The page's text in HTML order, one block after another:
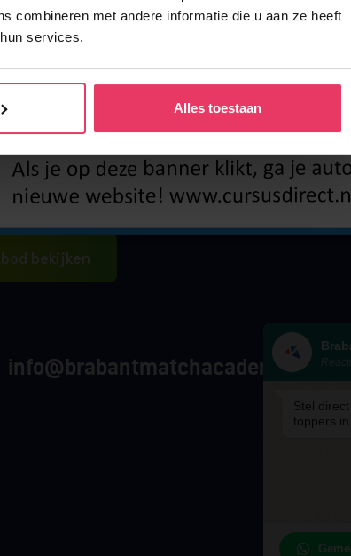
combineren met andere informatie die u aan ze heeft
services.
Alles toestaan
trainingsaanbod
bekijken
info@brabantmatchacademy.nl
Stel
toppers